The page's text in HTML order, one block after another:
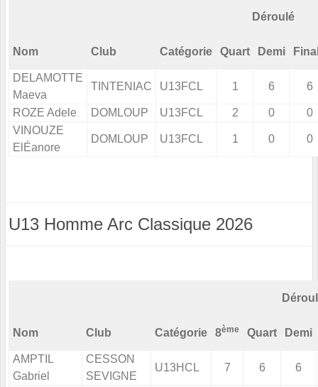
Déroulé
Nom Club Catégorie Quart Demi
DELAMOTTE
Maeva
TINTENIAC U13FCL 1 6 6
ROZE Adele DOMLOUP U13FCL 2 0
0
VINOUZE
ElÉanore
DOMLOUP U13FCL 1 0 0
U13 Homme Arc Classique 2026
Nom Club Catégorie 8ème Quart Demi
AMPTIL
Gabriel
CESSON
SEVIGNE
U13HCL 7 6 6